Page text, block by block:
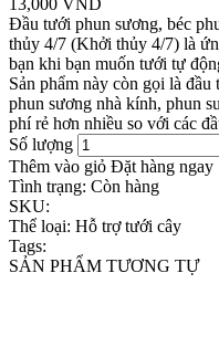
Đầu tưới phun sương, béc
thủy 4/7 (Khởi thủy 4/7) là
bạn khi bạn muốn tưới tự
Sản phẩm này còn gọi là
phun sương nhà kính, phun
phí rẻ hơn nhiều so với các
Số lượng
Thêm vào giỏ Đặt hàng ngay
Tình trạng: Còn hàng
SKU:
Thể loại: Hỗ trợ tưới cây
Tags:
SẢN PHẨM TƯƠNG TỰ